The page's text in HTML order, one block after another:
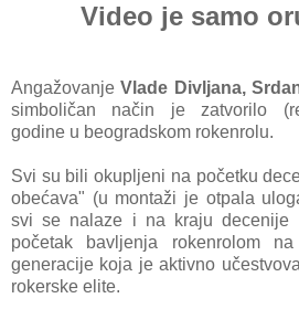
Video je samo
AngažovanjeVlade Divljana,
simboličan način je zatvorilo
godine u beogradskom rokenrolu.
Svi su bili okupljeni na početku
obećava" (u montaži je otpala
svi se nalaze i na kraju decenije
početak bavljenja rokenrolom
generacije koja je aktivno
rokerske elite.